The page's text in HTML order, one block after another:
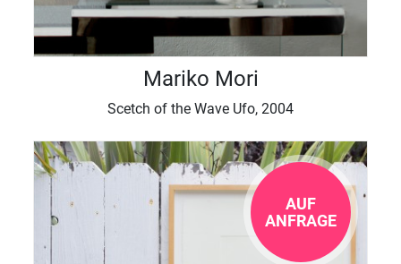
Mariko Mori
Scetch of the Wave Ufo, 2004
AUF
ANFRAGE